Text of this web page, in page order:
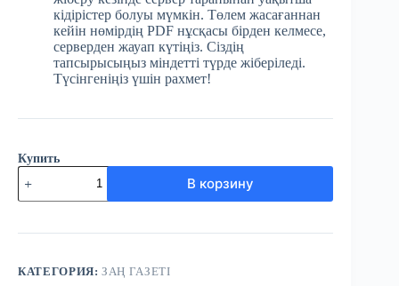
кідірістер болуы мүмкін. Төлем жасағаннан
кейін нөмірдің PDF нұсқасы бірден келмесе,
серверден жауап күтіңіз. Сіздің
тапсырысыңыз міндетті түрде жіберіледі.
Түсінгеніңіз үшін рахмет!
Купить
Количество
товара
№48
Заң
маусым
В корзину
КАТЕГОРИЯ:ЗАҢ ГАЗЕТІ